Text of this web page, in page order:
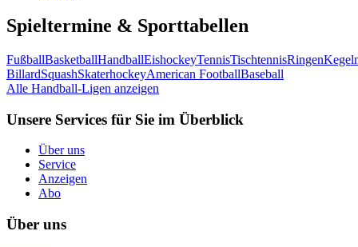
Spieltermine & Sporttabellen
FußballBasketballHandballEishockeyTennisTischtennisRingen
BillardSquashSkaterhockeyAmerican FootballBaseball
Alle Handball-Ligen anzeigen
Unsere Services für Sie im Überblick
Über uns
Service
Anzeigen
Abo
Über uns